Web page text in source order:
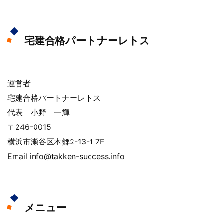
宅建合格パートナーレトス
運営者
宅建合格パートナーレトス
代表 小野 一輝
〒246-0015
横浜市瀬谷区本郷2-13-1 7F
Email info@takken-success.info
メニュー